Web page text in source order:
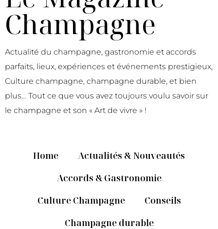
Champagne
Actualité du champagne, gastronomie et accords
parfaits, lieux, expériences et événements prestigieux,
Culture champagne, champagne durable, et bien
plus… Tout ce que vous avez toujours voulu savoir sur
le champagne et son « Art de vivre » !
Home
Actualités & Nouveautés
Accords & Gastronomie
Culture Champagne
Conseils
Champagne durable